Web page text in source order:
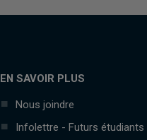
EN SAVOIR PLUS
Nous joindre
Infolettre - Futurs étudiants